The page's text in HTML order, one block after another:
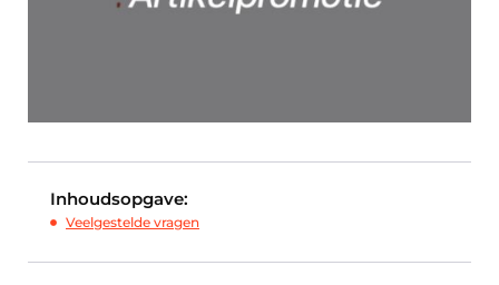
Inhoudsopgave:
Veelgestelde vragen